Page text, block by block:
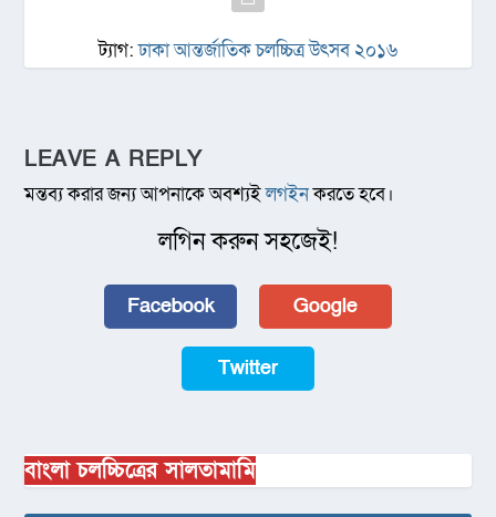
ট্যাগ:ঢাকা আন্তর্জাতিক চলচ্চিত্র উৎসব ২০১৬
LEAVE A REPLY
মন্তব্য করার জন্য আপনাকে অবশ্যইলগইনকরতে হবে।
লগিন করুন সহজেই!
Facebook Google
Twitter
বাংলা চলচ্চিত্রের সালতামামি